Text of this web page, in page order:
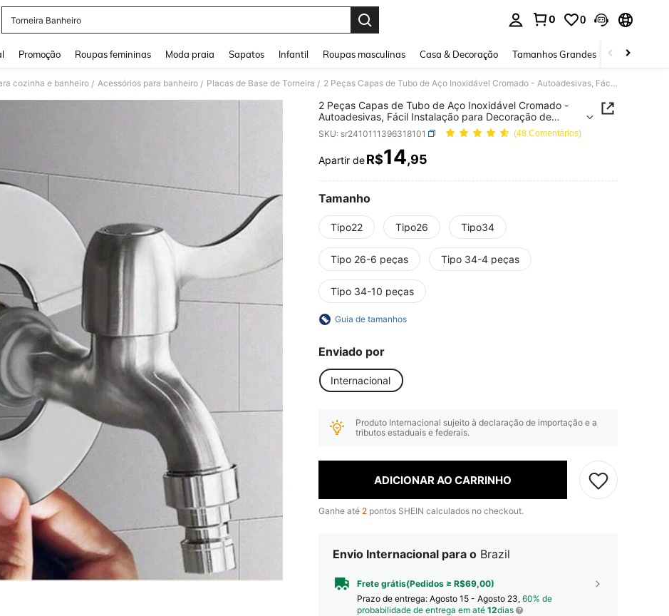
Torneira Banheiro
0 0
Promoção Roupas femininas Moda praia Sapatos Infantil Roupas masculinas Casa & Decoração Tamanhos Grandes Joias e
cozinha e banheiro / Acessórios para banheiro / Placas de Base de Torneira / 2 Peças Capas de Tubo de Aço Inoxidável Cromado - Autoadesivas, Fácil Instalação para Decoração de Cozinha e Banheiro, Acessórios de Banheiro, Ferramentas de Banheiro
2 Peças Capas de Tubo de Aço Inoxidável Cromado -
Autoadesivas, Fácil Instalação para Decoração de
Cozinha e Banheiro, Acessórios de Banheiro,
Ferramentas de Banheiro
SKU: sr2410111396318101 (48 Comentários)
PRICE AND AVAILABILITY
Apartir deR$14,95
Tamanho
Tipo22 Tipo26 Tipo34
Tipo 26-6 peças Tipo 34-4 peças
Tipo 34-10 peças
Guia de tamanhos
Enviado por
Internacional
Produto Internacional sujeito à declaração de importação e a
tributos estaduais e federais.
ADICIONAR AO CARRINHO
Ganhe até 2 pontos SHEIN calculados no checkout.
Envio Internacional para o Brazil
Frete grátis(Pedidos ≥ R$69,00)
Prazo de entrega: Agosto 15 - Agosto 23, 60% de
probabilidade de entrega em até 12dias